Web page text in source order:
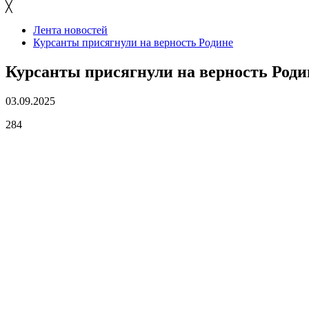
╳
Лента новостей
Курсанты присягнули на верность Родине
Курсанты присягнули на верность
03.09.2025
284